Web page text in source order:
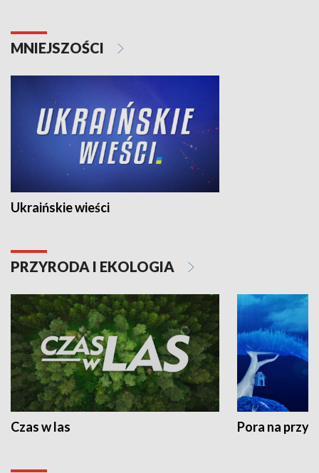
MNIEJSZOŚCI
Ukraińskie wieści
PRZYRODA I EKOLOGIA
Czas w las Pora na